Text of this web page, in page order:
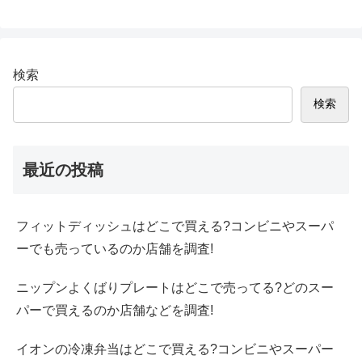
検索
検索
最近の投稿
フィットディッシュはどこで買える?コンビニやスーパ
ーでも売っているのか店舗を調査!
ニップンよくばりプレートはどこで売ってる?どのスー
パーで買えるのか店舗などを調査!
イオンの冷凍弁当はどこで買える?コンビニやスーパー